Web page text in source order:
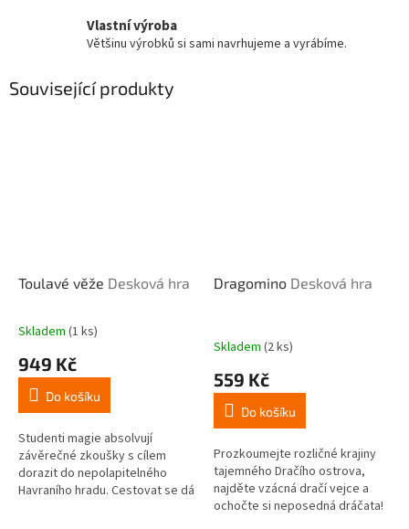
Vlastní výroba
Většinu výrobků si sami navrhujeme a vyrábíme.
Související produkty
Toulavé věže Desková hra
Průměrné
produktu
5,0
5
hvězdiček.
Skladem (1 ks)
949 Kč
Do košíku
Studenti magie absolvují
závěrečné zkoušky s cílem
dorazit do nepolapitelného
Havraního hradu. Cestovat se dá
Dragomino Desková hra
Skladem (2 ks)
559 Kč
Do košíku
Prozkoumejte rozličné krajiny
tajemného Dračího ostrova,
najděte vzácná dračí vejce a
ochočte si neposedná dráčata!